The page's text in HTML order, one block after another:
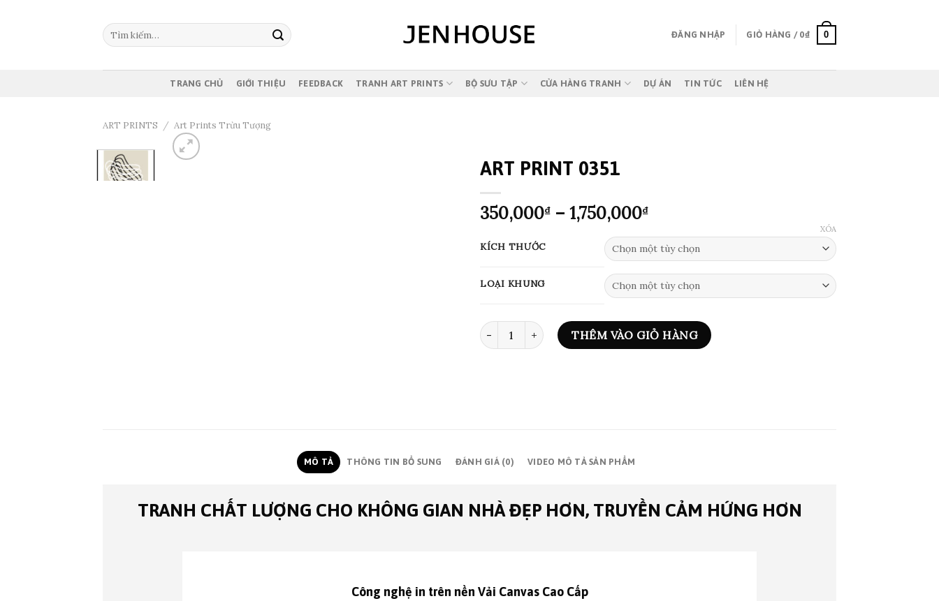
Tìm
kiếm:
ĐĂNG NHẬP GIỎ HÀNG / 0₫ 0
TRANG CHỦ GIỚI THIỆU FEEDBACK TRANH ART PRINTS BỘ SƯU TẬP CỬA HÀNG TRANH DỰ ÁN TIN TỨC LIÊN HỆ
ART PRINTS / Art Prints Trừu Tượng
ART PRINT 0351
350,000₫ – 1,750,000₫Khoảng
từ
350,000₫
đến
1,750,000₫
KÍCH THƯỚC
LOẠI KHUNG
XÓA
ART PRINT 0351 số lượngTHÊM VÀO GIỎ HÀNG
MÔ TẢ THÔNG TIN BỔ SUNG ĐÁNH GIÁ (0) VIDEO MÔ TẢ SẢN PHẨM
TRANH CHẤT LƯỢNG CHO KHÔNG GIAN NHÀ ĐẸP HƠN, TRUYỀN CẢM HỨNG HƠN
Công nghệ in trên nền Vải Canvas Cao Cấp